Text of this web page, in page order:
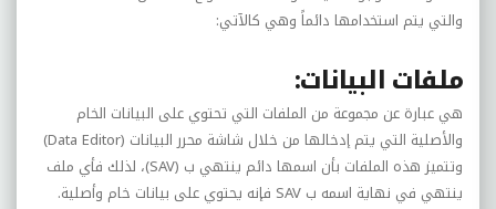
والتي يتم استخدامها دائماً وهي كالآتي:
ملفات البيانات:
هي عبارة عن مجموعة من الملفات التي تحتوي على البيانات الخام
والأصلية التي يتم إدخالها من خلال شاشة محرر البيانات (Data Editor
)
وتتميز هذه الملفات بأن اسمها دائم ينتهي ب (SAV)، لذلك فأي ملف
ينتهي في نهاية اسمه ب SAV فإنه يحتوي على بيانات خام وأصلية.